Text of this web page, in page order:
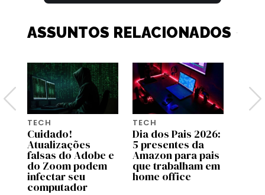
ASSUNTOS RELACIONADOS
TECH
Cuidado!
Atualizações
falsas do Adobe e
do Zoom podem
infectar seu
computador
TECH
Dia dos Pais 2026:
5 presentes da
Amazon para pais
que trabalham em
home office